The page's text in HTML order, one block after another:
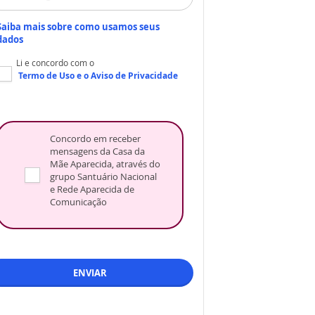
mais sobre como usamos seus
Li e concordo com o
Termo de Usoe oAviso de Privacidade
Concordo em receber
mensagens da Casa da
Mãe Aparecida, através do
grupo Santuário Nacional
e Rede Aparecida de
Comunicação
ENVIAR